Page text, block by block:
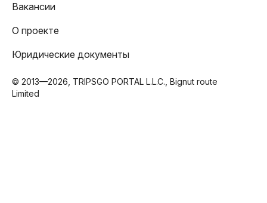
Вакансии
О проекте
Юридические документы
© 2013—2026, TRIPSGO PORTAL L.L.C., Bignut route
Limited